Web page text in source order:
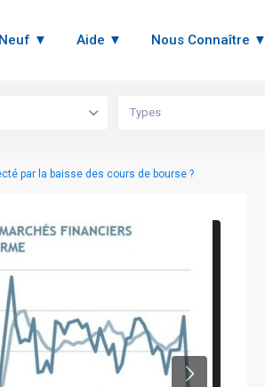
▼ Aide ▼ Nous Connaître ▼
Types
par la baisse des cours de bourse ?